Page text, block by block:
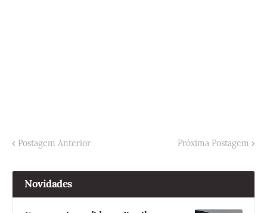
Postagem Anterior Próxima Postagem
Novidades